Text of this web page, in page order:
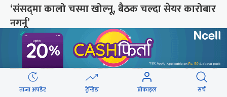
‘संसद्‍मा कालो चस्मा खोल्नू, बैठक चल्दा सेयर कारोबार
नगर्नू’
ताजा अपडेट ट्रेन्डिङ प्रोफाइल सर्च